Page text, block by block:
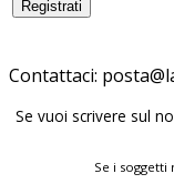
Contattaci:
Se vuoi scrivere sul
Se i